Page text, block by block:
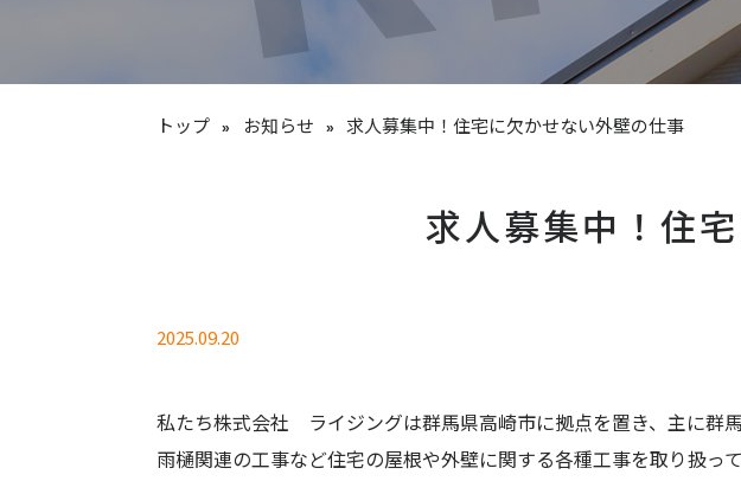
トップ お知らせ 求人募集中！住宅に欠かせない外壁の仕事
求人募集中！住
2025.09.20
私たち株式会社 ライジングは群馬県高崎市に拠点を置き、主に群
雨樋関連の工事など住宅の屋根や外壁に関する各種工事を取り扱って